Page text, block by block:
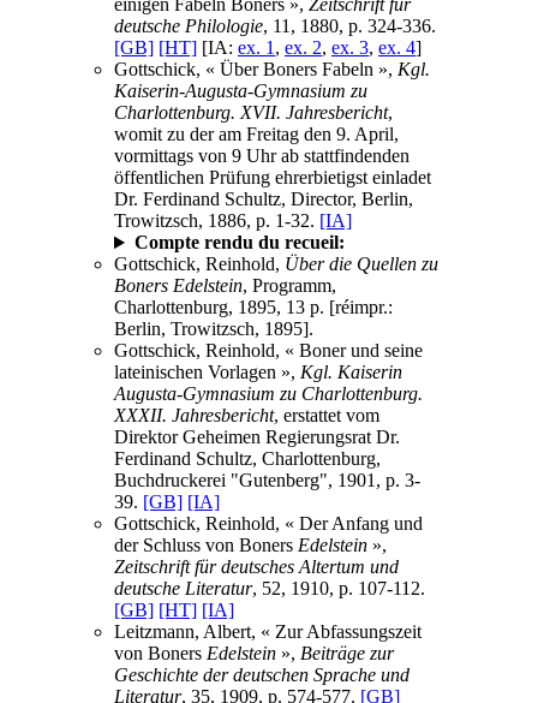
einigen Fabeln Boners », Zeitschrift für
deutsche Philologie, 11, 1880, p. 324-336.
[GB] [HT] [IA: ex. 1 , ex. 2, ex. 3, ex. 4]
Gottschick, « Über Boners Fabeln », Kgl.
Kaiserin-Augusta-Gymnasium zu
Charlottenburg. XVII. Jahresbericht,
womit zu der am Freitag den 9. April,
vormittags von 9 Uhr ab stattfindenden
öffentlichen Prüfung ehrerbietigst einladet
Dr. Ferdinand Schultz, Director, Berlin,
Trowitzsch, 1886, p. 1-32. [IA]
Compte rendu du recueil:
Gottschick, Reinhold, Über die Quellen zu
Boners Edelstein, Programm,
Charlottenburg, 1895, 13 p. [réimpr.:
Berlin, Trowitzsch, 1895].
Gottschick, Reinhold, « Boner und seine
lateinischen Vorlagen », Kgl. Kaiserin
Augusta-Gymnasium zu Charlottenburg.
XXXII. Jahresbericht, erstattet vom
Direktor Geheimen Regierungsrat Dr.
Ferdinand Schultz, Charlottenburg,
Buchdruckerei "Gutenberg", 1901, p. 3-
39. [GB] [IA]
Gottschick, Reinhold, « Der Anfang und
der Schluss von Boners Edelstein »,
Zeitschrift für deutsches Altertum und
deutsche Literatur, 52, 1910, p. 107-112.
[GB] [HT] [IA]
Leitzmann, Albert, « Zur Abfassungszeit
von Boners Edelstein », Beiträge zur
Geschichte der deutschen Sprache und
Literatur, 35, 1909, p. 574-577. [GB]